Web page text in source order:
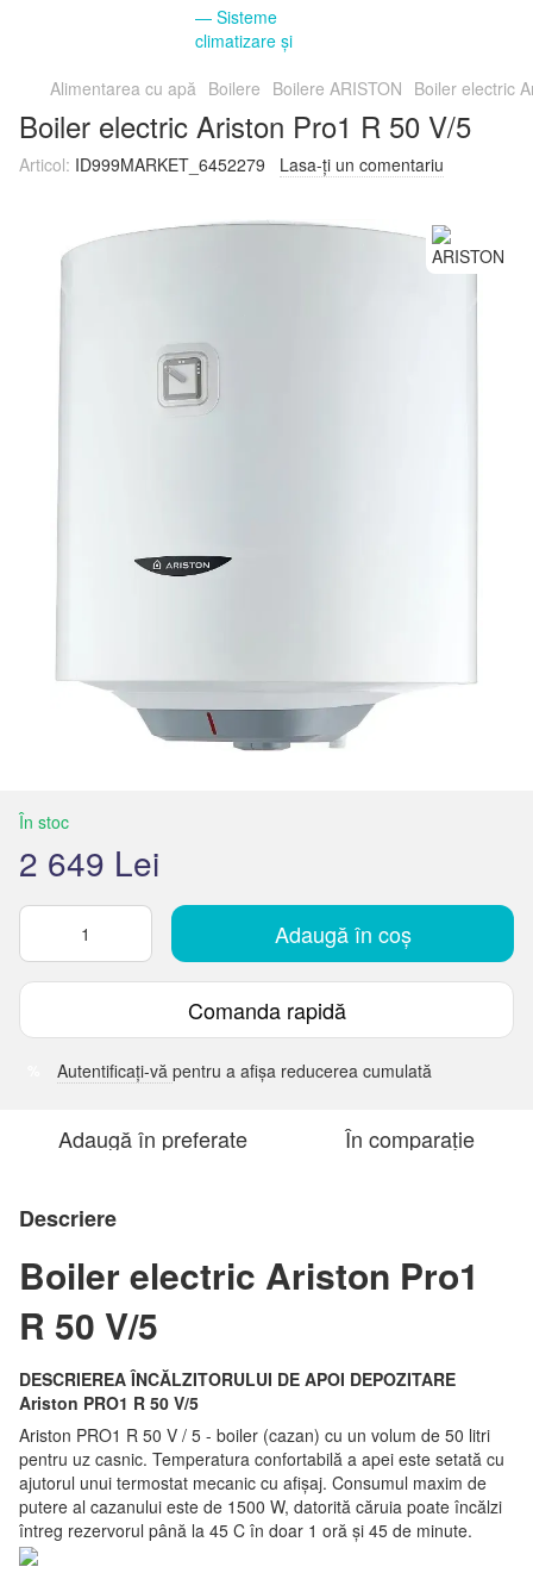
Alimentarea cu apă Boilere Boilere ARISTON Boiler electric
Boiler electric Ariston Pro1 R 50 V/5
Articol: ID999MARKET_6452279 Lasa-ți un comentariu
În stoc
2 649 Lei
Adaugă în coș
Comanda rapidă
Autentificați-vă pentru a afișa reducerea cumulată
Adaugă în preferate În comparație
Descriere
Boiler electric Ariston Pro1
R 50 V/5
DESCRIEREA ÎNCĂLZITORULUI DE APOI DEPOZITARE
Ariston PRO1 R 50 V/5
Ariston PRO1 R 50 V / 5 - boiler (cazan) cu un volum de 50 litri
pentru uz casnic. Temperatura confortabilă a apei este setată cu
ajutorul unui termostat mecanic cu afișaj. Consumul maxim de
putere al cazanului este de 1500 W, datorită căruia poate încălzi
întreg rezervorul până la 45 C în doar 1 oră și 45 de minute.